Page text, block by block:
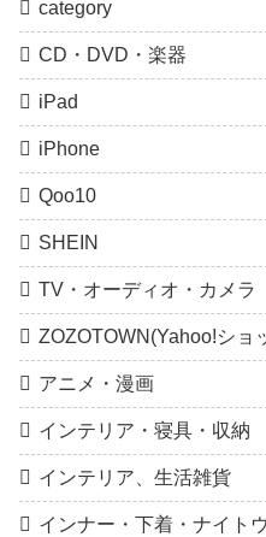
category
CD・DVD・楽器
iPad
iPhone
Qoo10
SHEIN
TV・オーディオ・カメラ
ZOZOTOWN(Yahoo!ショ
アニメ・漫画
インテリア・寝具・収納
インテリア、生活雑貨
インナー・下着・ナイト